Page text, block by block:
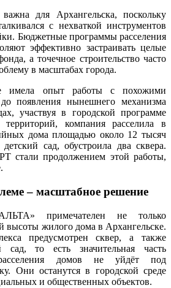
для Архангельска, поскольку
с нехваткой инструментов
Бюджетные программы расселения
эффективно застраивать целые
а точечное строительство часто
в масштабах города.
имела опыт работы с похожими
появления нынешнего механизма
участвуя в городской программе
территорий, компания расселила в
дома площадью около 12 тысяч
сад, обустроила два сквера.
стали продолжением этой работы,
– масштабное решение
примечателен не только
высоты жилого дома в Архангельске.
предусмотрен сквер, а также
сад, то есть значительная часть
домов не уйдёт под
Они останутся в городской среде
и общественных объектов.